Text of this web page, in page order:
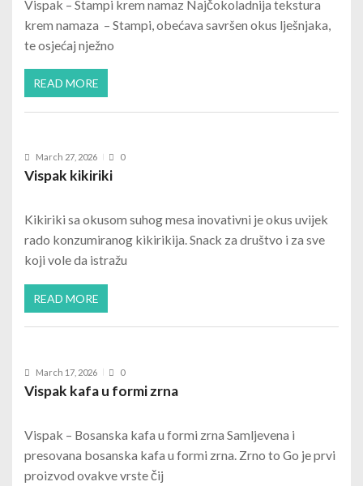
Vispak – Stampi krem namaz Najčokoladnija tekstura
krem namaza – Stampi, obećava savršen okus lješnjaka,
te osjećaj nježno
READ MORE
March 27, 2026 0
Vispak kikiriki
Kikiriki sa okusom suhog mesa inovativni je okus uvijek
rado konzumiranog kikirikija. Snack za društvo i za sve
koji vole da istražu
READ MORE
March 17, 2026 0
Vispak kafa u formi zrna
Vispak – Bosanska kafa u formi zrna Samljevena i
presovana bosanska kafa u formi zrna. Zrno to Go je prvi
proizvod ovakve vrste čij